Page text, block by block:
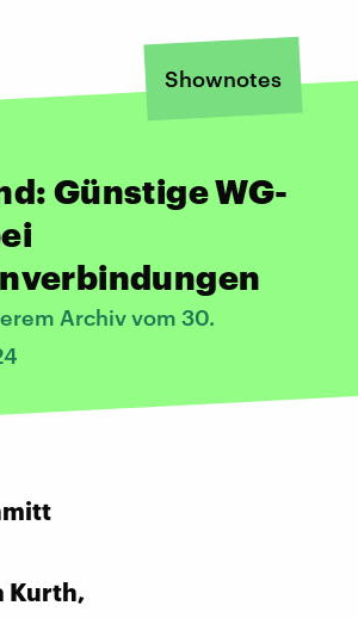
Shownotes
Günstige WG-
Archiv vom 30.
Kurth,